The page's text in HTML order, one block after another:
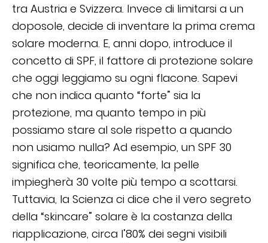
tra Austria e Svizzera. Invece di limitarsi a un
doposole, decide di inventare la prima crema
solare moderna. E, anni dopo, introduce il
concetto di SPF, il fattore di protezione solare
che oggi leggiamo su ogni flacone. Sapevi
che non indica quanto “forte” sia la
protezione, ma quanto tempo in più
possiamo stare al sole rispetto a quando
non usiamo nulla? Ad esempio, un SPF 30
significa che, teoricamente, la pelle
impiegherà 30 volte più tempo a scottarsi.
Tuttavia, la Scienza ci dice che il vero segreto
della “skincare” solare è la costanza della
riapplicazione, circa l’80% dei segni visibili